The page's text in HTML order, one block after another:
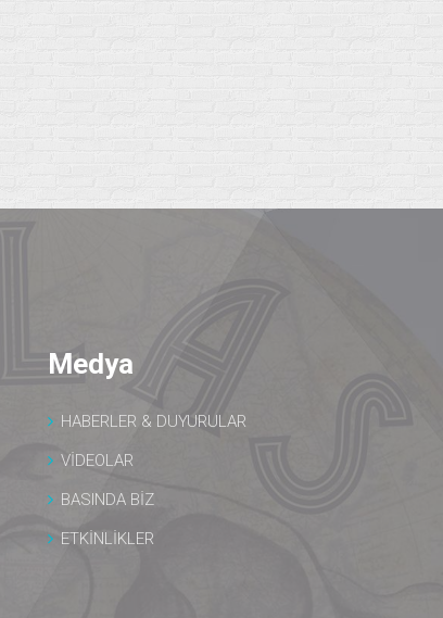
Medya
HABERLER & DUYURULAR
VİDEOLAR
BASINDA BİZ
ETKİNLİKLER